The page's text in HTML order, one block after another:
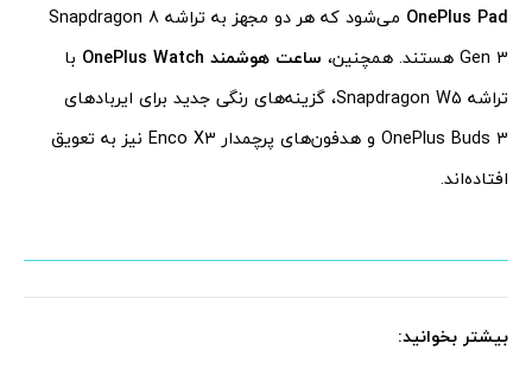
OnePlus Pad
می‌شود که هر دو مجهز به تراشه Snapdragon 8
Gen 3 هستند. همچنین،
ساعت هوشمند OnePlus Watch
با
تراشه Snapdragon W5، گزینه‌های رنگی جدید برای ایربادهای
OnePlus Buds 3 و هدفون‌های پرچمدار Enco X3 نیز به تعویق
افتاده‌اند.
بیشتر بخوانید: